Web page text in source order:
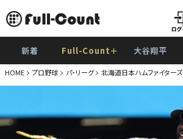
新着 Full-Count＋ 大谷翔平
HOME プロ野球 パ・リーグ 北海道日本ハムファイターズ